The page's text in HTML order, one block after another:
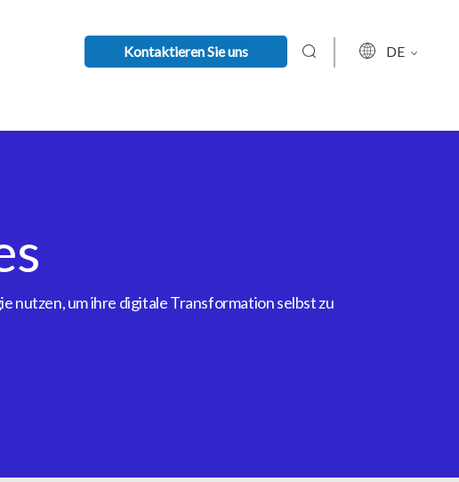
Kontaktieren Sie uns DE
nutzen, um ihre digitale Transformation selbst zu